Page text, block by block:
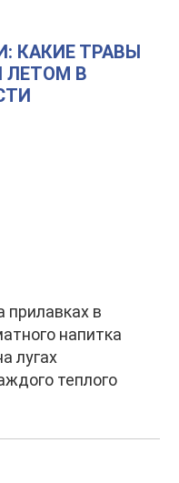
КАКИЕ ТРАВЫ
ЛЕТОМ В
прилавках в
напитка
лугах
теплого